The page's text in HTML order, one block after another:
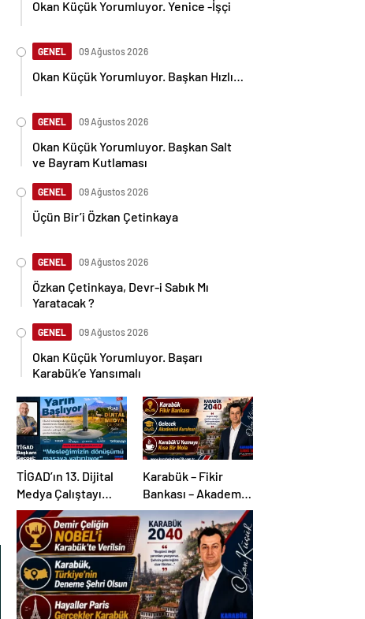
Okan Küçük Yorumluyor. Yenice -İşçi
GENEL 09 Ağustos 2026
Okan Küçük Yorumluyor. Başkan Hızlı…
GENEL 09 Ağustos 2026
Okan Küçük Yorumluyor. Başkan Salt
ve Bayram Kutlaması
GENEL 09 Ağustos 2026
Üçün Bir’i Özkan Çetinkaya
GENEL 09 Ağustos 2026
Özkan Çetinkaya, Devr-i Sabık Mı
Yaratacak ?
GENEL 09 Ağustos 2026
Okan Küçük Yorumluyor. Başarı
Karabük’e Yansımalı
TİGAD’ın 13. Dijital
Medya Çalıştayı
Iğdır’da…
Karabük – Fikir
Bankası – Akademi –
Mola